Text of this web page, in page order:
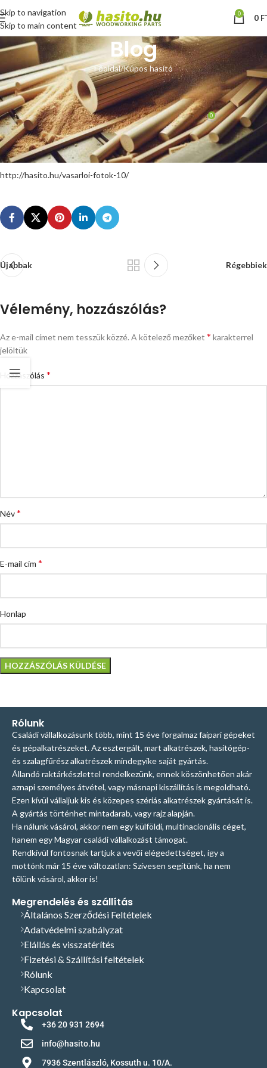
Skip to navigation
Skip to main content
0 0
Blog
Főoldal Kúpos hasító
KÚPOS HASÍTÓ
Ajándék póthegy – július
Hoffmann ZsoltBe augusztus 25, 2014 0
A júliusi ajándék hegyet Eszteregnyére küldjük. Gratulálunk!
http://hasito.hu/vasarloi-fotok-10/
Újabbak Régebbiek
Vélemény, hozzászólás?
Az e-mail címet nem tesszük közzé. A kötelező mezőket * karakterrel
jelöltük
Hozzászólás *
Név*
E-mail cím *
Honlap
Rólunk
Családi vállalkozásunk több, mint 15 éve forgalmaz faipari gépeket
és gépalkatrészeket. Az esztergált, mart alkatrészek, hasítógép-
és szalagfűrész alkatrészek mindegyike saját gyártás.
Állandó raktárkészlettel rendelkezünk, ennek köszönhetően akár
aznapi személyes átvétel, vagy másnapi kiszállítás is megoldható.
Ezen kívül vállaljuk kis és közepes szériás alkatrészek gyártását is.
A gyártás történhet mintadarab, vagy rajz alapján.
Ha nálunk vásárol, akkor nem egy külföldi, multinacionális céget,
hanem egy Magyar családi vállalkozást támogat.
Rendkívül fontosnak tartjuk a vevői elégedettséget, így a
mottónk már 15 éve változatlan: Szívesen segítünk, ha nem
tőlünk vásárol, akkor is!
Megrendelés és szállítás
Általános Szerződési Feltételek
Adatvédelmi szabályzat
Elállás és visszatérítés
Fizetési & Szállítási feltételek
Rólunk
Kapcsolat
Kapcsolat
+36 20 931 2694
info@hasito.hu
7936 Szentlászló, Kossuth u. 10/A.